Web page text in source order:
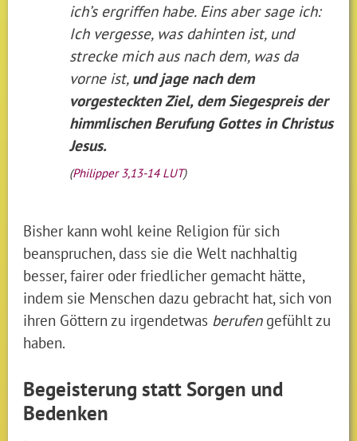
ich’s ergriffen habe. Eins aber sage ich:
Ich vergesse, was dahinten ist, und
strecke mich aus nach dem, was da
vorne ist, und jage nach dem
vorgesteckten Ziel, dem Siegespreis der
himmlischen Berufung Gottes in Christus
Jesus.
(Philipper 3,13-14 LUT)
Bisher kann wohl keine Religion für sich
beanspruchen, dass sie die Welt nachhaltig
besser, fairer oder friedlicher gemacht hätte,
indem sie Menschen dazu gebracht hat, sich von
ihren Göttern zu irgendetwas berufen gefühlt zu
haben.
Begeisterung statt Sorgen und
Bedenken